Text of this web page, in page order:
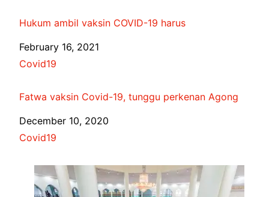
Hukum ambil vaksin COVID-19 harus
Date
February 16, 2021
In relation to
Covid19
Fatwa vaksin Covid-19, tunggu perkenan Agong
Date
December 10, 2020
In relation to
Covid19